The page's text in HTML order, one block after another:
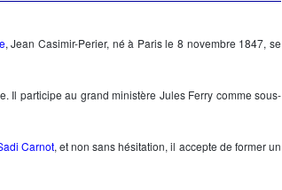
,Jean Casimir-Perier, né à Paris le 8 novembre 1847, se
Il participe au grand ministère Jules Ferry comme sous-
Carnot, et non sans hésitation, il accepte de former un